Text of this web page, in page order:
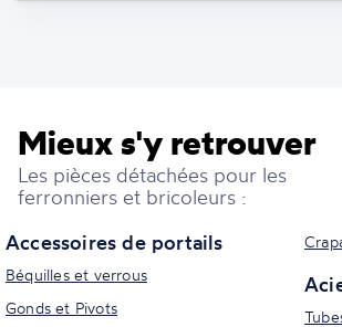
Mieux s'y retrouver
Les pièces détachées pour les
ferronniers et bricoleurs :
Accessoires de portails
Béquilles et verrous
Gonds et Pivots